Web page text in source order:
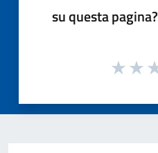
su questa pagina?